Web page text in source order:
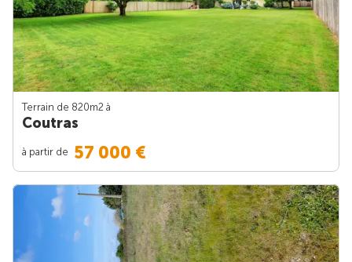
Terrain de 820m2 à
Coutras
à partir de 57 000 €